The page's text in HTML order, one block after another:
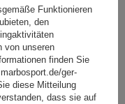
kg
gummierten
Profi-Sportler
durchzuführen.
höchster
Funktionieren
den
von unseren
finden Sie
ger-
diese Mitteilung
dass sie auf